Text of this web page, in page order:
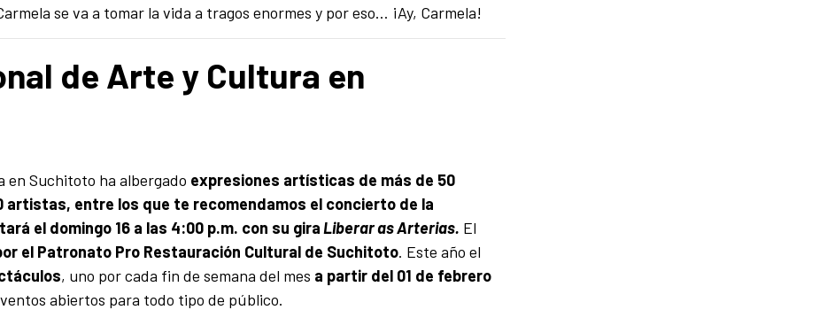
se va a tomar la vida a tragos enormes y por eso… ¡Ay, Carmela!
de Arte y Cultura en
en Suchitoto ha albergado expresiones artísticas de más de 50
artistas, entre los que te recomendamos el concierto de la
el domingo 16 a las 4:00 p.m. con su giraLiberar as Arterias. El
el Patronato Pro Restauración Cultural de Suchitoto. Este año el
, uno por cada fin de semana del mes a partir del 01 de febrero
abiertos para todo tipo de público.